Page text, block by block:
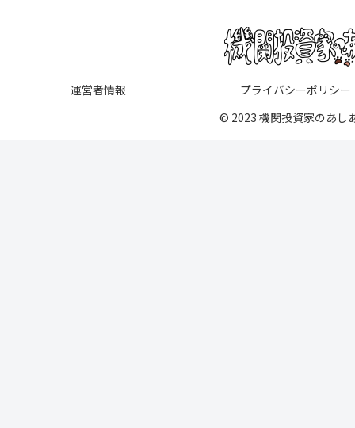
運営者情報
プライバシーポリシー
© 2023 機関投資家のあし